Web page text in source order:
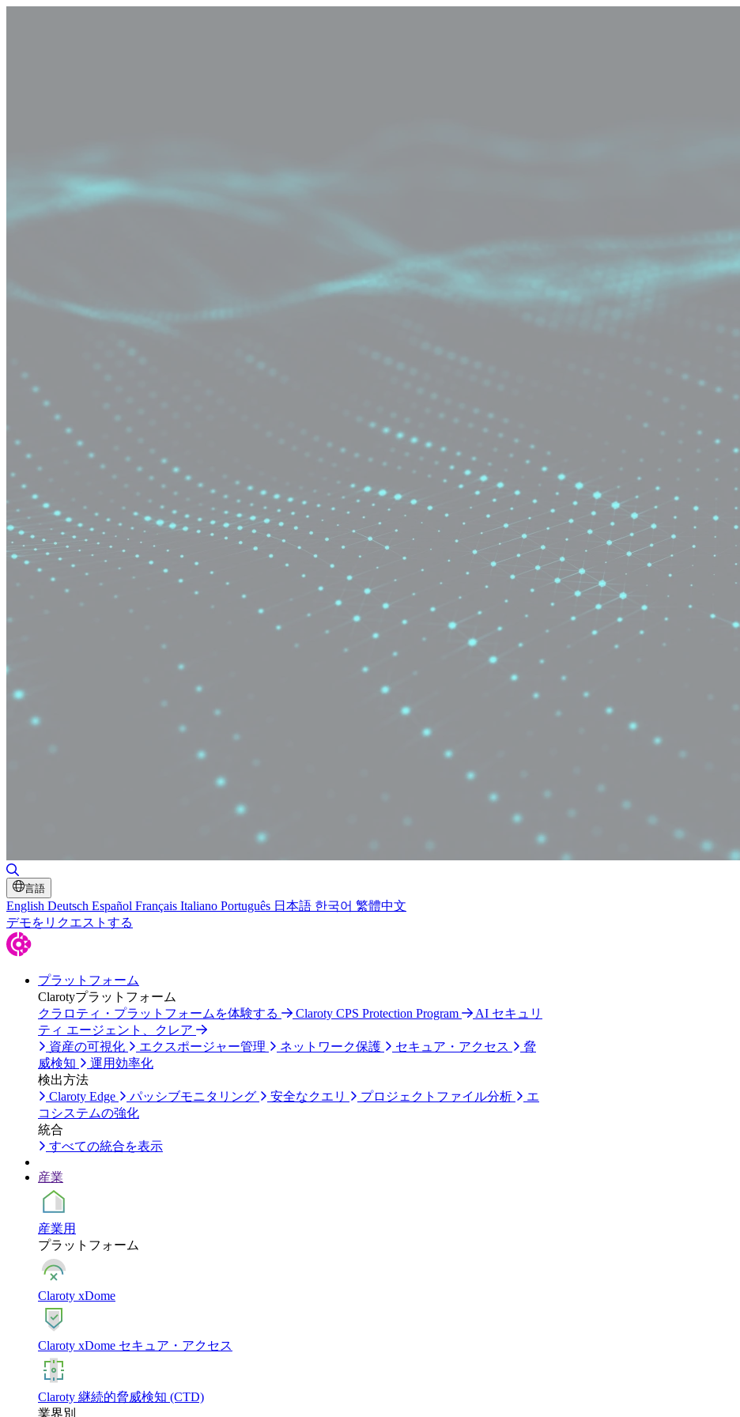
言語
English Deutsch Español Français Italiano Português 日本語 한국어 繁體中文
デモをリクエストする
プラットフォーム
Clarotyプラットフォーム
クラロティ・プラットフォームを体験する
Claroty CPS Protection Program
AI セキュリ
ティ エージェント、クレア
資産の可視化
エクスポージャー管理 ネットワーク保護 セキュア・アクセス
脅
威検知
運用効率化
検出方法
Claroty Edge
パッシブモニタリング 安全なクエリ プロジェクトファイル分析
エ
コシステムの強化
統合
すべての統合を表示
産業
産業用
プラットフォーム
Claroty xDome
Claroty xDome セキュア・アクセス
Claroty 継続的脅威検知 (CTD)
業界別